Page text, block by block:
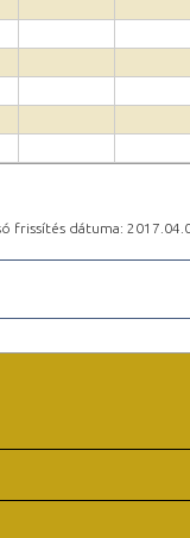
frissítés dátuma: